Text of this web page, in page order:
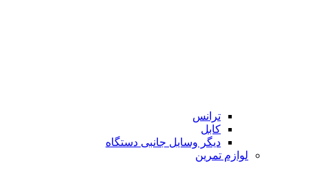
ترانس
کابل
دیگر وسایل جانبی دستگاه
لوازم تمرین